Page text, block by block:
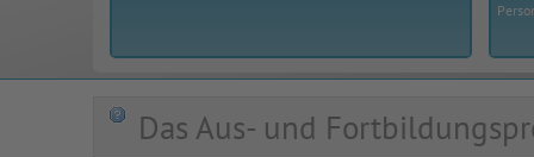
Das Aus- und